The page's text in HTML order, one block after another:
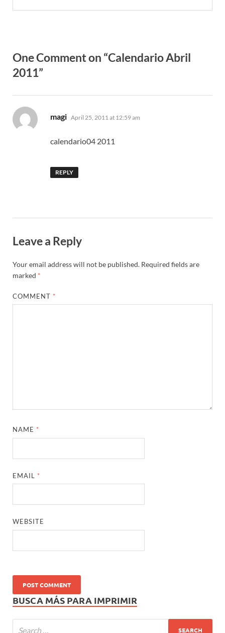
One Comment on “Calendario Abril
2011”
magi says:
April 25, 2011 at 12:59 am
calendario04 2011
REPLY
Leave a Reply
Your email address will not be published. Required fields are
marked *
COMMENT *
NAME *
EMAIL *
WEBSITE
BUSCA MÁS PARA IMPRIMIR